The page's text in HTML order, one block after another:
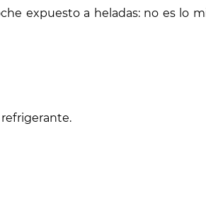
expuesto a heladas: no es lo